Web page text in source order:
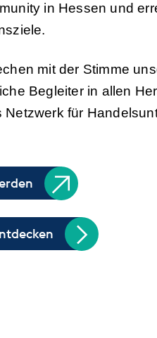
in Hessen und
mit der Stimme
Begleiter in allen
Netzwerk für